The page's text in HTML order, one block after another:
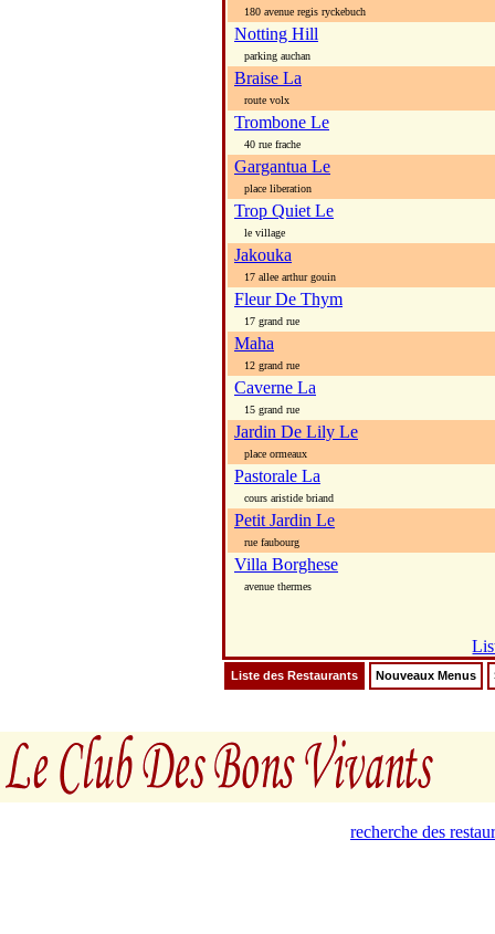
180 avenue regis ryckebuch
Notting Hill
parking auchan
Braise La
route volx
Trombone Le
40 rue frache
Gargantua Le
place liberation
Trop Quiet Le
le village
Jakouka
17 allee arthur gouin
Fleur De Thym
17 grand rue
Maha
12 grand rue
Caverne La
15 grand rue
Jardin De Lily Le
place ormeaux
Pastorale La
cours aristide briand
Petit Jardin Le
rue faubourg
Villa Borghese
avenue thermes
Liste des Restaurants Nouveaux Menus
recherche des